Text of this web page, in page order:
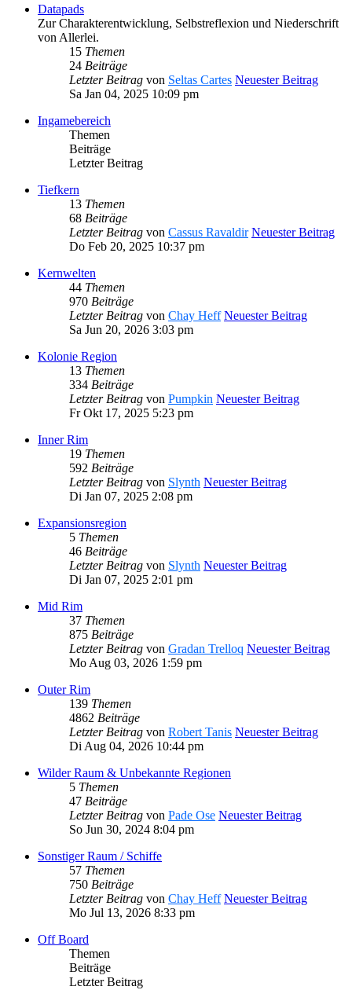
Datapads
Zur Charakterentwicklung, Selbstreflexion und Niederschrift
von Allerlei.
15 Themen
24 Beiträge
Letzter Beitrag von Seltas Cartes Neuester Beitrag
Sa Jan 04, 2025 10:09 pm
Ingamebereich
Themen
Beiträge
Letzter Beitrag
Tiefkern
13 Themen
68 Beiträge
Letzter Beitrag von Cassus Ravaldir Neuester Beitrag
Do Feb 20, 2025 10:37 pm
Kernwelten
44 Themen
970 Beiträge
Letzter Beitrag von Chay Heff Neuester Beitrag
Sa Jun 20, 2026 3:03 pm
Kolonie Region
13 Themen
334 Beiträge
Letzter Beitrag von Pumpkin Neuester Beitrag
Fr Okt 17, 2025 5:23 pm
Inner Rim
19 Themen
592 Beiträge
Letzter Beitrag von Slynth Neuester Beitrag
Di Jan 07, 2025 2:08 pm
Expansionsregion
5 Themen
46 Beiträge
Letzter Beitrag von Slynth Neuester Beitrag
Di Jan 07, 2025 2:01 pm
Mid Rim
37 Themen
875 Beiträge
Letzter Beitrag von Gradan Trelloq Neuester Beitrag
Mo Aug 03, 2026 1:59 pm
Outer Rim
139 Themen
4862 Beiträge
Letzter Beitrag von Robert Tanis Neuester Beitrag
Di Aug 04, 2026 10:44 pm
Wilder Raum & Unbekannte Regionen
5 Themen
47 Beiträge
Letzter Beitrag von Pade Ose Neuester Beitrag
So Jun 30, 2024 8:04 pm
Sonstiger Raum / Schiffe
57 Themen
750 Beiträge
Letzter Beitrag von Chay Heff Neuester Beitrag
Mo Jul 13, 2026 8:33 pm
Off Board
Themen
Beiträge
Letzter Beitrag